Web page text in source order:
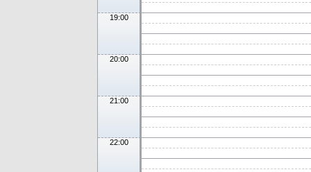
19:00
20:00
21:00
22:00